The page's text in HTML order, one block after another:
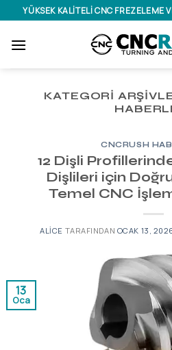
İçeriğe
atla
YÜKSEK KALITELI CNC FREZELEME
KATEGORI
CNCRUSH
12 Dişli
Dişlileri için
Temel CNC
ALICE TARAFINDAN OCAK 13,
13
Oca